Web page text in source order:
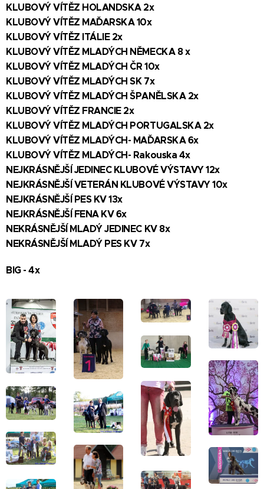
KLUBOVÝ VÍTĚZ HOLANDSKA 2x
KLUBOVÝ VÍTĚZ MAĎARSKA 10x
KLUBOVÝ VÍTĚZ ITÁLIE 2x
KLUBOVÝ VÍTĚZ MLADÝCH NĚMECKA 8 x
KLUBOVÝ VÍTĚZ MLADÝCH ČR 10x
KLUBOVÝ VÍTĚZ MLADÝCH SK 7x
KLUBOVÝ VÍTĚZ MLADÝCH ŠPANĚLSKA 2x
KLUBOVÝ VÍTĚZ FRANCIE 2x
KLUBOVÝ VÍTĚZ MLADÝCH PORTUGALSKA 2x
KLUBOVÝ VÍTĚZ MLADÝCH- MAĎARSKA 6x
KLUBOVÝ VÍTĚZ MLADÝCH- Rakouska 4x
NEJKRÁSNĚJŠÍ JEDINEC KLUBOVÉ VÝSTAVY 12x
NEJKRÁSNĚJŠÍ VETERÁN KLUBOVÉ VÝSTAVY 10x
NEJKRÁSNĚJŠÍ PES KV 13x
NEJKRÁSNĚJŠÍ FENA KV 6x
NEKRÁSNĚJŠÍ MLADÝ JEDINEC KV 8x
NEKRÁSNĚJŠÍ MLADÝ PES KV 7x
BIG - 4x